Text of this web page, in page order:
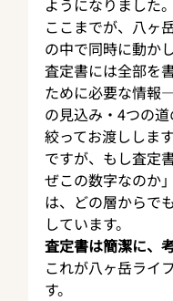
ようになりました。
ここまでが、八ヶ
の中で同時に動か
査定書には全部を
ために必要な情報
の見込み・4つの
絞ってお渡しします
ですが、もし査定
ぜこの数字なのか
は、どの層からで
しています。
査定書は簡潔に、
これが八ヶ岳ライ
す。